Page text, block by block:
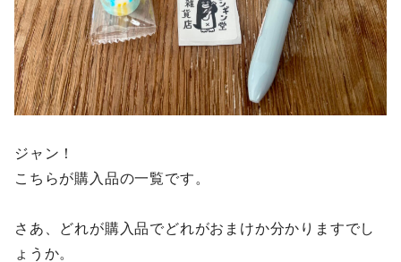
ジャン！
こちらが購入品の一覧です。
さあ、どれが購入品でどれがおまけか分かりますでし
ょうか。